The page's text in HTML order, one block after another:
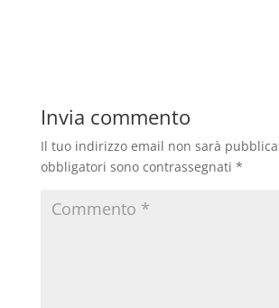
Invia commento
Il tuo indirizzo email non sarà
obbligatori sono contrassegnati *